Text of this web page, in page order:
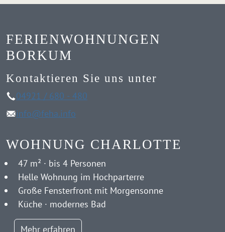
Formular, über das Sie Ihre Buchung anfragen
gewünschter Buchungszeitraum geprüft und bei
Verfügbarkeit freigegeben.
FERIENWOHNUNGEN
BORKUM
Kontaktieren Sie uns unter
04921 / 680 - 480
info@feha.info
WOHNUNG CHARLOTTE
47 m² · bis 4 Personen
Helle Wohnung im Hochparterre
Große Fensterfront mit Morgensonne
Küche · modernes Bad
Mehr erfahren